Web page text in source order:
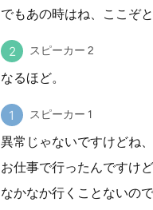
でもあの時はね、ここぞ
スピーカー 2
なるほど。
スピーカー 1
異常じゃないですけどね
お仕事で行ったんですけ
なかなか行くことないの